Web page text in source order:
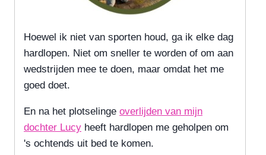
Hoewel ik niet van sporten houd, ga ik elke dag
hardlopen. Niet om sneller te worden of om aan
wedstrijden mee te doen, maar omdat het me
goed doet.
En na het plotselinge overlijden van mijn
dochter Lucy heeft hardlopen me geholpen om
's ochtends uit bed te komen.